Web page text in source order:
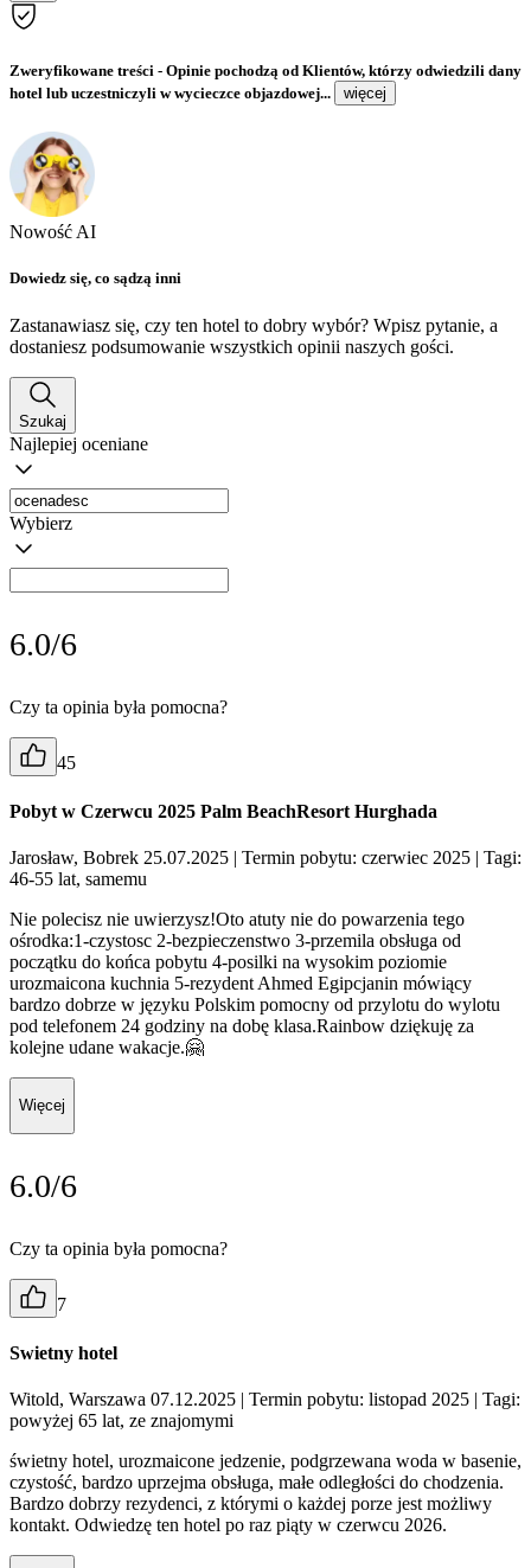
Zweryfikowane treści - Opinie pochodzą od Klientów, którzy odwiedzili dany
hotel lub uczestniczyli w wycieczce objazdowej...
więcej
Nowość AI
Dowiedz się, co sądzą inni
Zastanawiasz się, czy ten hotel to dobry wybór? Wpisz pytanie, a
dostaniesz podsumowanie wszystkich opinii naszych gości.
Szukaj
Najlepiej oceniane
Wybierz
6.0/6
Czy ta opinia była pomocna?
45
Pobyt w Czerwcu 2025 Palm BeachResort Hurghada
Jarosław, Bobrek 25.07.2025 | Termin pobytu: czerwiec 2025 | Tagi:
46-55 lat, samemu
Nie polecisz nie uwierzysz!Oto atuty nie do powarzenia tego
ośrodka:1-czystosc 2-bezpieczenstwo 3-przemila obsługa od
początku do końca pobytu 4-posilki na wysokim poziomie
urozmaicona kuchnia 5-rezydent Ahmed Egipcjanin mówiący
bardzo dobrze w języku Polskim pomocny od przylotu do wylotu
pod telefonem 24 godziny na dobę klasa.Rainbow dziękuję za
kolejne udane wakacje.🤗
Więcej
6.0/6
Czy ta opinia była pomocna?
7
Swietny hotel
Witold, Warszawa 07.12.2025 | Termin pobytu: listopad 2025 | Tagi:
powyżej 65 lat, ze znajomymi
świetny hotel, urozmaicone jedzenie, podgrzewana woda w basenie,
czystość, bardzo uprzejma obsługa, małe odległości do chodzenia.
Bardzo dobrzy rezydenci, z którymi o każdej porze jest możliwy
kontakt. Odwiedzę ten hotel po raz piąty w czerwcu 2026.